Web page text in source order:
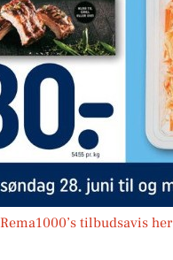
Rema1000’s tilbudsavis her